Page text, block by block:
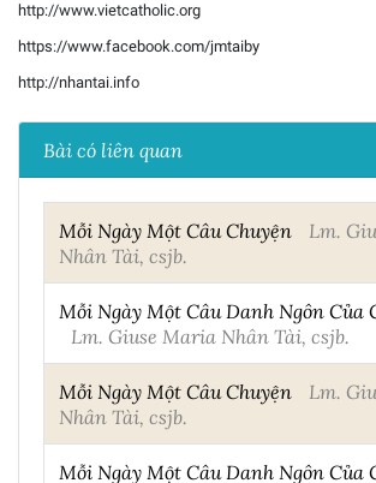
http://www.vietcatholic.org
https://www.facebook.com/jmtaiby
http://nhantai.info
Bài có liên quan
Mỗi Ngày Một Câu Chuyện
Lm.
Nhân Tài, csjb.
Mỗi Ngày Một Câu Danh Ngôn Của
Lm. Giuse Maria Nhân Tài, csjb.
Mỗi Ngày Một Câu Chuyện
Lm.
Nhân Tài, csjb.
Mỗi Ngày Một Câu Danh Ngôn Của